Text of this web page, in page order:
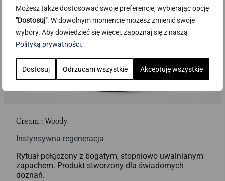
Możesz także dostosować swoje preferencje, wybierając opcję
"Dostosuj". W dowolnym momencie możesz zmienić swoje
wybory. Aby dowiedzieć się więcej, zapoznaj się z naszą
Polityką prywatności
Dostosuj Odrzucam wszystkie Akceptuję wszystkie
Cream : Woody
Instynsywna regeneracja
Rytuał połączony z bogatym, stopniowo uwalnianym
zapachem. Produkt stworzony dla świadomych
doznań.